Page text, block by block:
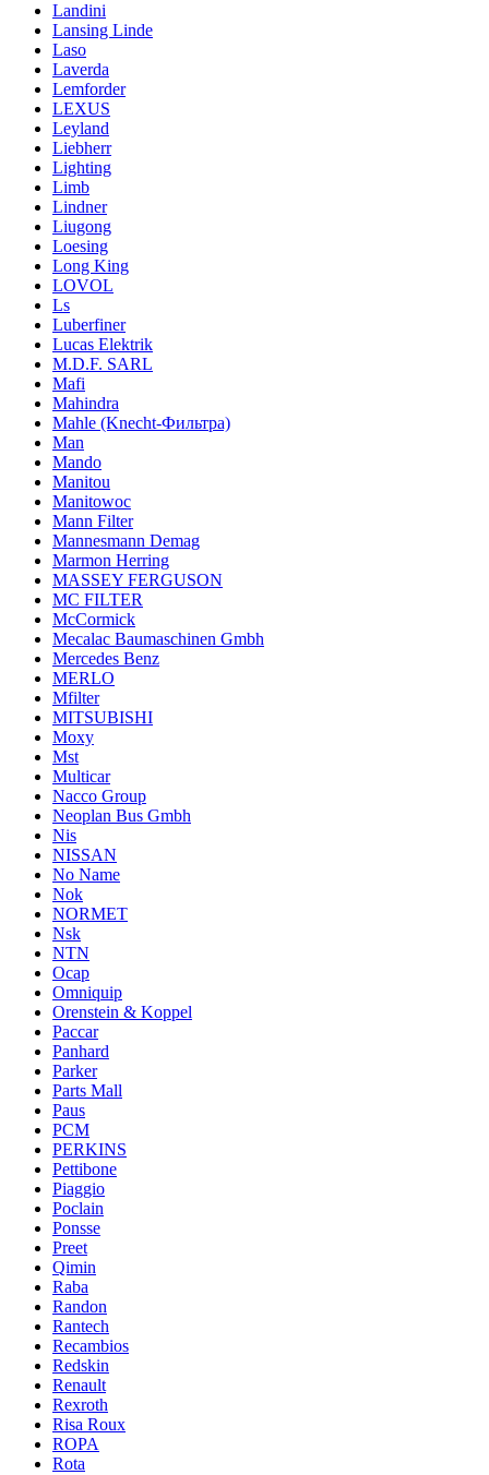
Landini
Lansing Linde
Laso
Laverda
Lemforder
LEXUS
Leyland
Liebherr
Lighting
Limb
Lindner
Liugong
Loesing
Long King
LOVOL
Ls
Luberfiner
Lucas Elektrik
M.D.F. SARL
Mafi
Mahindra
Mahle (Knecht-Фильтра)
Man
Mando
Manitou
Manitowoc
Mann Filter
Mannesmann Demag
Marmon Herring
MASSEY FERGUSON
MC FILTER
McCormick
Mecalac Baumaschinen Gmbh
Mercedes Benz
MERLO
Mfilter
MITSUBISHI
Moxy
Mst
Multicar
Nacco Group
Neoplan Bus Gmbh
Nis
NISSAN
No Name
Nok
NORMET
Nsk
NTN
Ocap
Omniquip
Orenstein & Koppel
Paccar
Panhard
Parker
Parts Mall
Paus
PCM
PERKINS
Pettibone
Piaggio
Poclain
Ponsse
Preet
Qimin
Raba
Randon
Rantech
Recambios
Redskin
Renault
Rexroth
Risa Roux
ROPA
Rota